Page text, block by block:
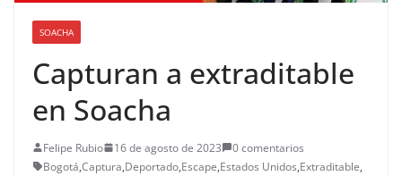
SOACHA
Capturan a extraditable
en Soacha
Felipe Rubio 16 de agosto de 2023
0 comentarios
Bogotá,Captura,Deportado,Escape,Estados Unidos,Extraditable,